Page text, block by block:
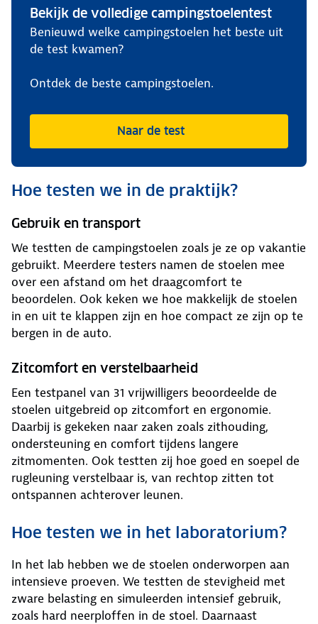
Bekijk de volledige campingstoelentest
Benieuwd welke campingstoelen het beste uit
de test kwamen?
Ontdek de beste campingstoelen.
Naar de test
Hoe testen we in de praktijk?
Gebruik en transport
We testten de campingstoelen zoals je ze op vakantie
gebruikt. Meerdere testers namen de stoelen mee
over een afstand om het draagcomfort te
beoordelen. Ook keken we hoe makkelijk de stoelen
in en uit te klappen zijn en hoe compact ze zijn op te
bergen in de auto.
Zitcomfort en verstelbaarheid
Een testpanel van 31 vrijwilligers beoordeelde de
stoelen uitgebreid op zitcomfort en ergonomie.
Daarbij is gekeken naar zaken zoals zithouding,
ondersteuning en comfort tijdens langere
zitmomenten. Ook testten zij hoe goed en soepel de
rugleuning verstelbaar is, van rechtop zitten tot
ontspannen achterover leunen.
Hoe testen we in het laboratorium?
In het lab hebben we de stoelen onderworpen aan
intensieve proeven. We testten de stevigheid met
zware belasting en simuleerden intensief gebruik,
zoals hard neerploffen in de stoel. Daarnaast